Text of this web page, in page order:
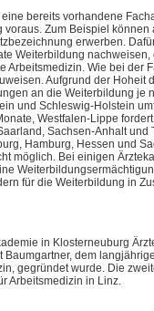
eine bereits vorhandene
Zum Beispiel können
erwerben.
Weiterbildung
Arbeitsmedizin. Wie bei der
Aufgrund der Hoheit
an die Weiterbildung je
und Schleswig-Holstein
Westfalen-Lippe
Sachsen-Anhalt und
Hamburg, Hessen und
möglich. Bei einigen
für die Weiterbildung in
in Klosterneuburg
Baumgartner, dem
gegründet wurde. Die
Arbeitsmedizin in Linz.